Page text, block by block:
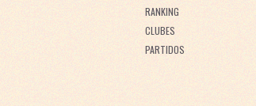
RANKING
CLUBES
PARTIDOS